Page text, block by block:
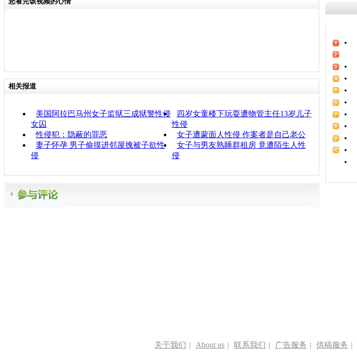
相关报道
美国阿拉巴马州女子监狱三成狱警性侵
女囚
四岁女童楼下玩耍遭物管主任13岁儿子
性侵
性侵犯：隐蔽的罪恶
女子遭蒙面人性侵 作案者是自己老公
妻子怀孕 男子偷摸进邻屋拽被子欲性
侵
女子与男友熟睡群租房 竟遭陌生人性
侵
关于我们 | About us | 联系我们 | 广告服务 | 供稿服务 |